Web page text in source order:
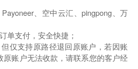
、空中云汇、pingpong、万
单支付，安全快捷；
但仅支持原路径退回原账户，若因账
原账户无法收款，请联系您的客户经